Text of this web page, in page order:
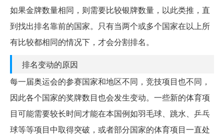
如果金牌数量相同，则需要比较银牌数量，以此类推，直
到找出排名靠前的国家。只有当两个或多个国家在以上所
有比较都相同的情况下，才会分割排名。
排名变动的原因
每一届奥运会的参赛国家和地区不同，竞技项目也不同，
因此各个国家的奖牌数目也会发生变动。一些新的体育项
目可能需要较长时间才能在本国例如羽毛球、跳水、乒乓
球等等项目中取得突破，或者部分国家的体育项目一直处